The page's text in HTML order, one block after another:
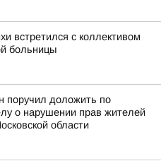
встретился с коллективом
больницы
поручил доложить по
о нарушении прав жителей
области